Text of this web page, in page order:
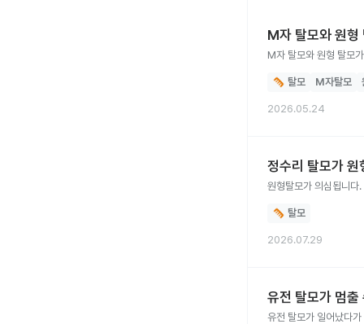
M자 탈모와 원형
M자 탈모와 원형 탈모
탈모 M자탈모
2026.05.24
정수리 탈모가
원형탈모가 의심됩니다
탈모
2026.07.29
유전 탈모가 멈출
유전 탈모가 일어났다